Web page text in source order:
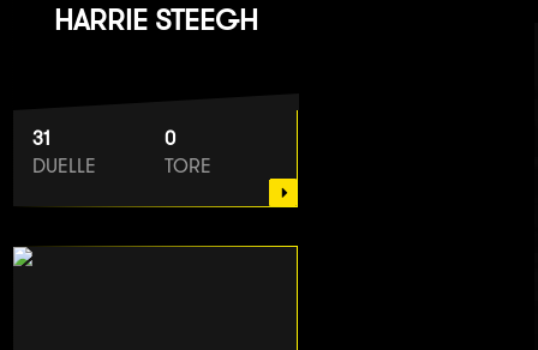
HARRIE STEEGH
31
DUELLE
0
TORE